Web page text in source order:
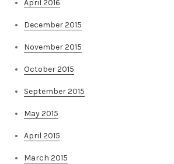
April 2016
December 2015
November 2015
October 2015
September 2015
May 2015
April 2015
March 2015